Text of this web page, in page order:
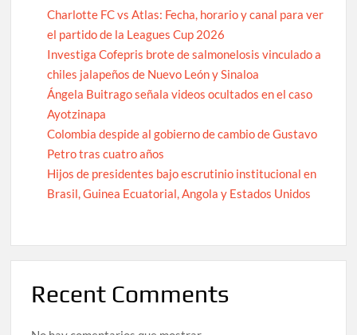
Charlotte FC vs Atlas: Fecha, horario y canal para ver
el partido de la Leagues Cup 2026
Investiga Cofepris brote de salmonelosis vinculado a
chiles jalapeños de Nuevo León y Sinaloa
Ángela Buitrago señala videos ocultados en el caso
Ayotzinapa
Colombia despide al gobierno de cambio de Gustavo
Petro tras cuatro años
Hijos de presidentes bajo escrutinio institucional en
Brasil, Guinea Ecuatorial, Angola y Estados Unidos
Recent Comments